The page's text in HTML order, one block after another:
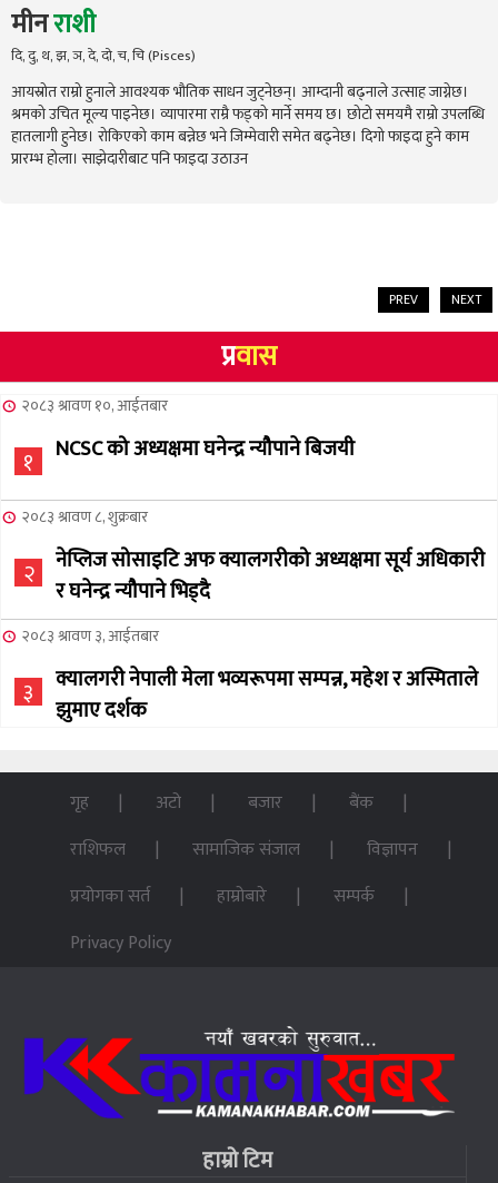
मीनराशी
दि, दु, थ, झ, ञ, दे, दो, च, चि (Pisces)
आयस्रोत राम्रो हुनाले आवश्यक भौतिक साधन जुट्नेछन्। आम्दानी बढ्नाले उत्साह जाग्नेछ।
श्रमको उचित मूल्य पाइनेछ। व्यापारमा राम्रै फड्को मार्ने समय छ। छोटो समयमै राम्रो उपलब्धि
हातलागी हुनेछ। रोकिएको काम बन्नेछ भने जिम्मेवारी समेत बढ्नेछ। दिगो फाइदा हुने काम
प्रारम्भ होला। साझेदारीबाट पनि फाइदा उठाउन
PREV NEXT
प्रवास
२०८३ श्रावण १०, आईतबार
१ NCSC को अध्यक्षमा घनेन्द्र न्यौपाने बिजयी
२०८३ श्रावण ८, शुक्रबार
२
नेप्लिज सोसाइटि अफ क्यालगरीको अध्यक्षमा सूर्य अधिकारी
र घनेन्द्र न्यौपाने भिड्दै
२०८३ श्रावण ३, आईतबार
३
क्यालगरी नेपाली मेला भव्यरूपमा सम्पन्न, महेश र अस्मिताले
झुमाए दर्शक
NCSC को अध्यक्ष पदको लागी सूर्य अधिकारीको उम्मेदवारी
पन्ध्र सय घर निर्माणका लागि सेनालाई ८५ करोड
६ जहाँ चट्याङबाट बच्न रक्सी छर्केर घरभित्र पस्छन् स्थानीय
२०७६ बैशाख १३, शुक्रबार
फोरम सुनसरीको अध्यक्षमा खत्वे विजयी
गृह अटो बजार
बैंक
राशिफल
सामाजिक संजाल
विज्ञापन
प्रयोगका सर्त
हाम्रोबारे
सम्पर्क
Privacy Policy
हाम्रो टिम